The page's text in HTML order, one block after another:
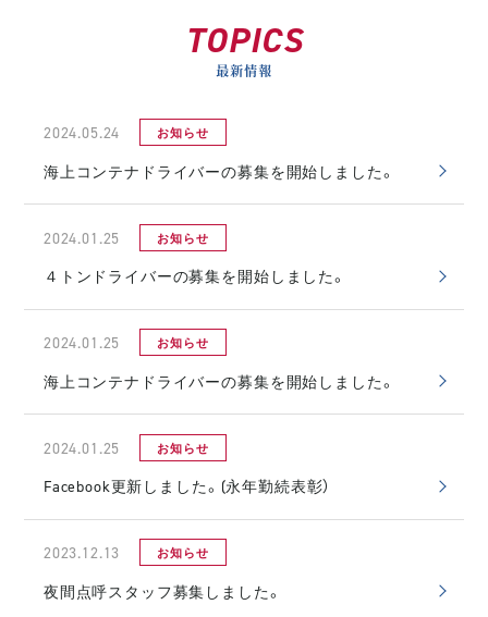
TOPICS
最新情報
2024.05.24 お知らせ
海上コンテナドライバーの募集を開始しました。
2024.01.25 お知らせ
４トンドライバーの募集を開始しました。
2024.01.25 お知らせ
海上コンテナドライバーの募集を開始しました。
2024.01.25 お知らせ
Facebook更新しました。(永年勤続表彰）
2023.12.13 お知らせ
夜間点呼スタッフ募集しました。